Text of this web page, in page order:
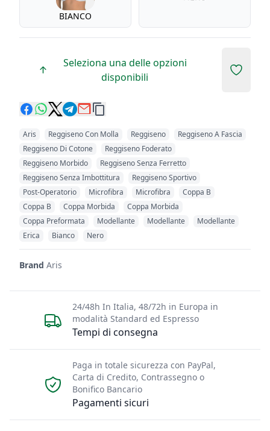
BIANCO
Seleziona una delle opzioni
disponibili
Add to
Aris Reggiseno Con Molla Reggiseno
Reggiseno A Fascia
Reggiseno Di Cotone
Reggiseno Foderato
Reggiseno Morbido
Reggiseno Senza Ferretto
Reggiseno Senza Imbottitura
Reggiseno Sportivo
Post-Operatorio
Microfibra Microfibra
Coppa B
Coppa B
Coppa Morbida
Coppa Morbida
Coppa Preformata
Modellante Modellante
Modellante
Erica
Bianco Nero
Brand Aris
Tempi di consegna
24/48h In Italia, 48/72h in Europa in
modalità Standard ed Espresso
Pagamenti sicuri
Paga in totale sicurezza con PayPal,
Carta di Credito, Contrassegno o
Bonifico Bancario